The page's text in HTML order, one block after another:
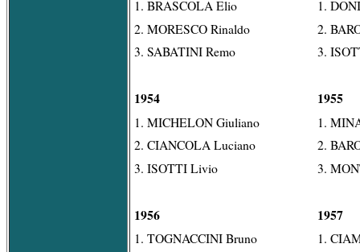
1. BRASCOLA Elio
2. MORESCO Rinaldo
3. SABATINI Remo
1954
1. MICHELON Giuliano
2. CIANCOLA Luciano
3. ISOTTI Livio
1956
1. TOGNACCINI Bruno
1.
2.
3.
1955
1.
2.
3.
1957
1.